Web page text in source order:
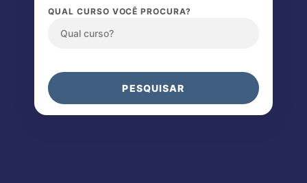
QUAL CURSO VOCÊ PROCURA?
PESQUISAR